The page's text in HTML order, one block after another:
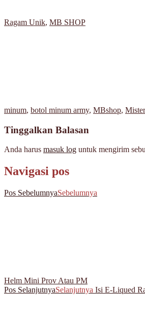
Ragam Unik, MB SHOP
minum, botol minum army, MBshop,
Tinggalkan Balasan
Anda harus masuk log untuk mengirim
Navigasi pos
Pos SebelumnyaSebelumnya
Helm Mini Prov Atau PM
Pos SelanjutnyaSelanjutnya Isi E-Liqued